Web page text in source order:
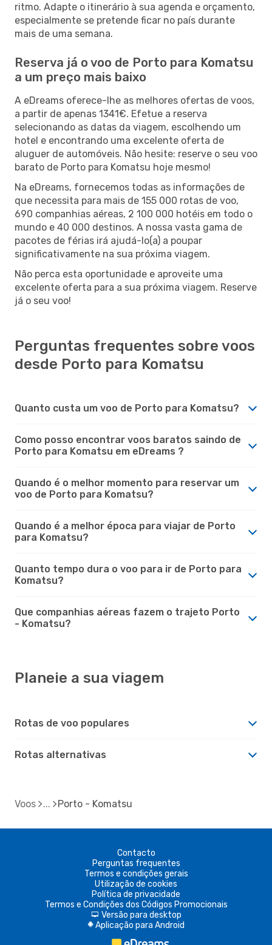
ritmo. Adapte o itinerário à sua agenda e orçamento,
especialmente se pretende ficar no país durante
mais de uma semana.
Reserva já o voo de Porto para Komatsu
a um preço mais baixo
A eDreams oferece-lhe as melhores ofertas de voos,
a partir de apenas 1341€. Efetue a reserva
selecionando as datas da viagem, escolhendo um
hotel e encontrando uma excelente oferta de
aluguer de automóveis. Não hesite: reserve o seu voo
barato de Porto para Komatsu hoje mesmo!
Na eDreams, fornecemos todas as informações de
que necessita para mais de 155 000 rotas de voo,
690 companhias aéreas, 2 100 000 hotéis em todo o
mundo e 40 000 destinos. A nossa vasta gama de
pacotes de férias irá ajudá-lo(a) a poupar
significativamente na sua próxima viagem.
Não perca esta oportunidade e aproveite uma
excelente oferta para a sua próxima viagem. Reserve
já o seu voo!
Perguntas frequentes sobre voos
desde Porto para Komatsu
Quanto custa um voo de Porto para Komatsu?
Como posso encontrar voos baratos saindo de
Porto para Komatsu em eDreams ?
Quando é o melhor momento para reservar um
voo de Porto para Komatsu?
Quando é a melhor época para viajar de Porto
para Komatsu?
Quanto tempo dura o voo para ir de Porto para
Komatsu?
Que companhias aéreas fazem o trajeto Porto
- Komatsu?
Planeie a sua viagem
Rotas de voo populares
Rotas alternativas
Voos Porto - Komatsu
Contacto
Perguntas frequentes
Termos e condições gerais
Utilização de cookies
Política de privacidade
Termos e Condições dos Códigos Promocionais
d Versão para desktop
A Aplicação para Android